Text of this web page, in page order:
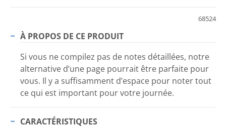
68524
À PROPOS DE CE PRODUIT
Si vous ne compilez pas de notes détaillées, notre
alternative d’une page pourrait être parfaite pour
vous. Il y a suffisamment d’espace pour noter tout
ce qui est important pour votre journée.
CARACTÉRISTIQUES